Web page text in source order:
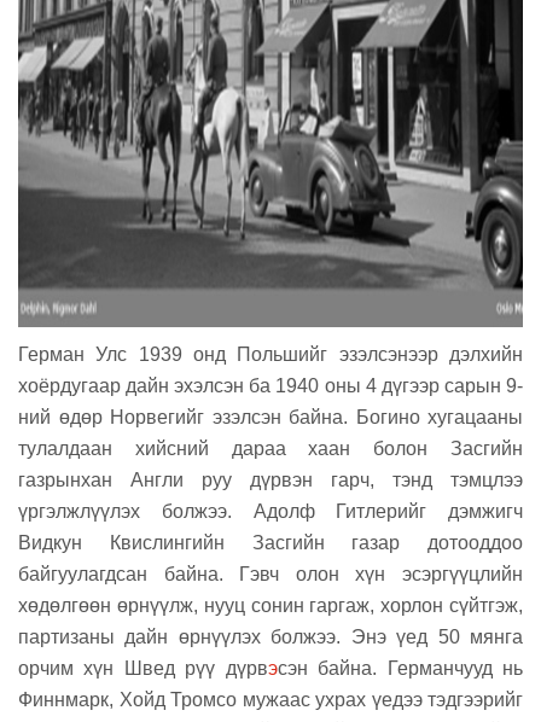
Герман Улс 1939 онд Польшийг эзэлсэнээр дэлхийн
хоёрдугаар дайн эхэлсэн ба 1940 оны 4 дүгээр сарын 9-
ний өдөр Норвегийг эзэлсэн байна. Богино хугацааны
тулалдаан хийсний дараа хаан болон Засгийн
газрынхан Англи руу дүрвэн гарч, тэнд тэмцлээ
үргэлжлүүлэх болжээ. Адолф Гитлерийг дэмжигч
Видкун Квислингийн Засгийн газар дотооддоо
байгуулагдсан байна. Гэвч олон хүн эсэргүүцлийн
хөдөлгөөн өрнүүлж, нууц сонин гаргаж, хорлон сүйтгэж,
партизаны дайн өрнүүлэх болжээ. Энэ үед 50 мянга
орчим хүн Швед рүү дүрвэсэн байна. Германчууд нь
Финнмарк, Хойд Тромсо мужаас ухрах үедээ тэдгээрийг